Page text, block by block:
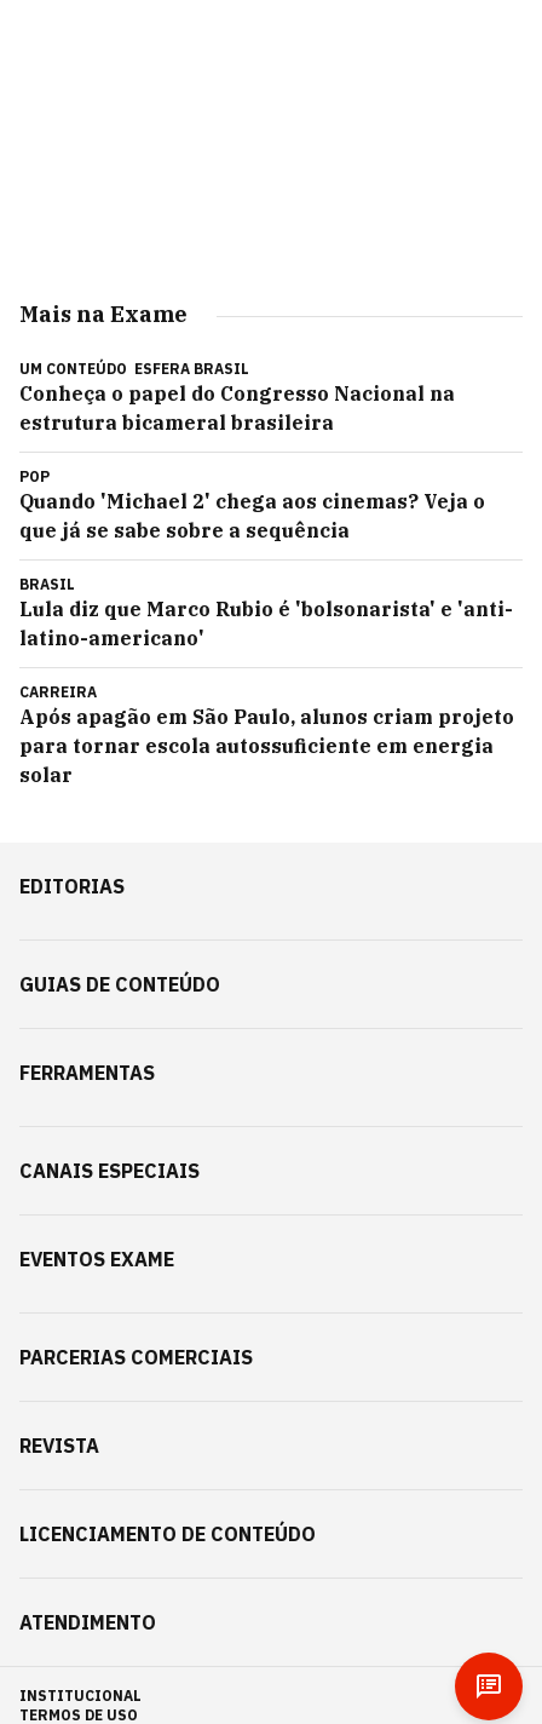
Mais na Exame
UM CONTEÚDO ESFERA BRASIL
Conheça o papel do Congresso Nacional na
estrutura bicameral brasileira
POP
Quando 'Michael 2' chega aos cinemas? Veja o
que já se sabe sobre a sequência
BRASIL
Lula diz que Marco Rubio é 'bolsonarista' e 'anti-
latino-americano'
CARREIRA
Após apagão em São Paulo, alunos criam projeto
para tornar escola autossuficiente em energia
solar
EDITORIAS
GUIAS DE CONTEÚDO
FERRAMENTAS
CANAIS ESPECIAIS
EVENTOS EXAME
PARCERIAS COMERCIAIS
REVISTA
LICENCIAMENTO DE CONTEÚDO
ATENDIMENTO
INSTITUCIONAL
TERMOS DE USO